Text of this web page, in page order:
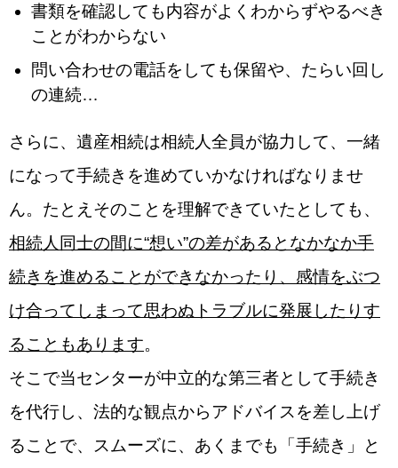
書類を確認しても内容がよくわからずやるべき
ことがわからない
問い合わせの電話をしても保留や、たらい回し
の連続…
さらに、遺産相続は相続人全員が協力して、一緒
になって手続きを進めていかなければなりませ
ん。たとえそのことを理解できていたとしても、
相続人同士の間に“想い”の差があるとなかなか手
続きを進めることができなかったり、感情をぶつ
け合ってしまって思わぬトラブルに発展したりす
ることもあります。
そこで当センターが中立的な第三者として手続き
を代行し、法的な観点からアドバイスを差し上げ
ることで、スムーズに、あくまでも「手続き」と